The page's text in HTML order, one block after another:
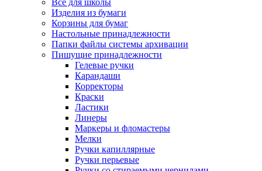
Всё для школы
Изделия из бумаги
Корзины для бумаг
Настольные принадлежности
Папки файлы системы архивации
Пишущие принадлежности
Гелевые ручки
Карандаши
Корректоры
Краски
Ластики
Линеры
Маркеры и фломастеры
Мелки
Ручки капиллярные
Ручки перьевые